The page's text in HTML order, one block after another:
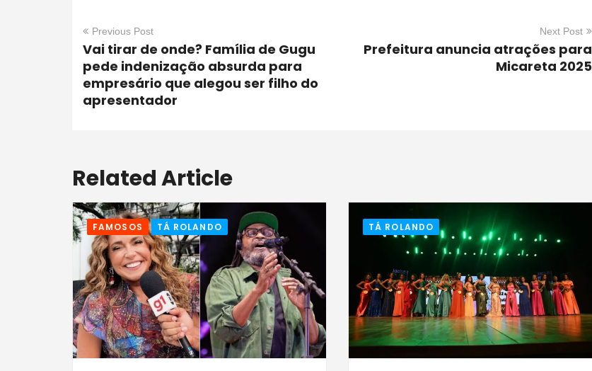
Previous Post
Vai tirar de onde? Família de Gugu
pede indenização absurda para
empresário que alegou ser filho do
apresentador
Next Post
Prefeitura anuncia atrações para
Micareta 2025
Related Article
FAMOSOS TÁ ROLANDO TÁ ROLANDO